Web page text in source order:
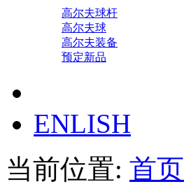
高尔夫球杆
高尔夫球
高尔夫装备
预定新品
ENLISH
当前位置: 首页